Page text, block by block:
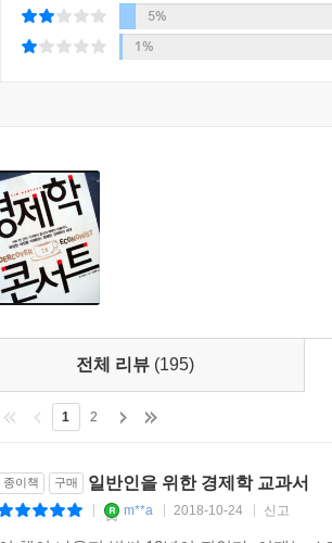
5%
1%
전체 리뷰 (195)
1 2
종이책 구매 일반인을 위한 경제학 교과서
m**a 2018-10-24 신고